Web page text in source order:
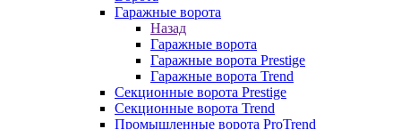
Гаражные ворота
Назад
Гаражные ворота
Гаражные ворота Prestige
Гаражные ворота Trend
Секционные ворота Prestige
Секционные ворота Trend
Промышленные ворота ProTrend